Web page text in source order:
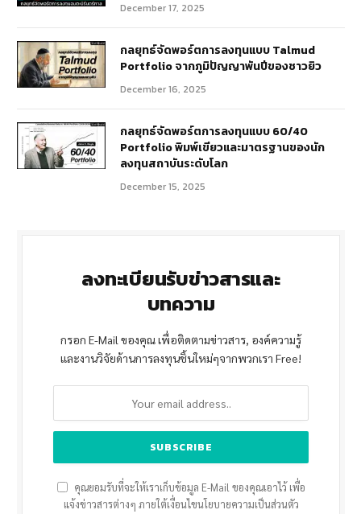
December 17, 2025
กลยุทธ์จัดพอร์ตการลงทุนแบบ Talmud
Portfolio จากภูมิปัญญาพันปีของชาวยิว
December 16, 2025
กลยุทธ์จัดพอร์ตการลงทุนแบบ 60/40
Portfolio พิมพ์เขียวและมาตรฐานของนัก
ลงทุนสถาบันระดับโลก
December 15, 2025
ลงทะเบียนรับข่าวสารและ
บทความ
กรอก E-Mail ของคุณ เพื่อติดตามข่าวสาร, องค์ความรู้
และงานวิจัยด้านการลงทุนชิ้นใหม่ๆจากพวกเรา Free!
คุณยอมรับที่จะให้เราเก็บข้อมูล E-Mail ของคุณเอาไว้ เพื่อ
แจ้งข่าวสารต่างๆ ภายใต้เงื่อนไขนโยบายความเป็นส่วนตัว